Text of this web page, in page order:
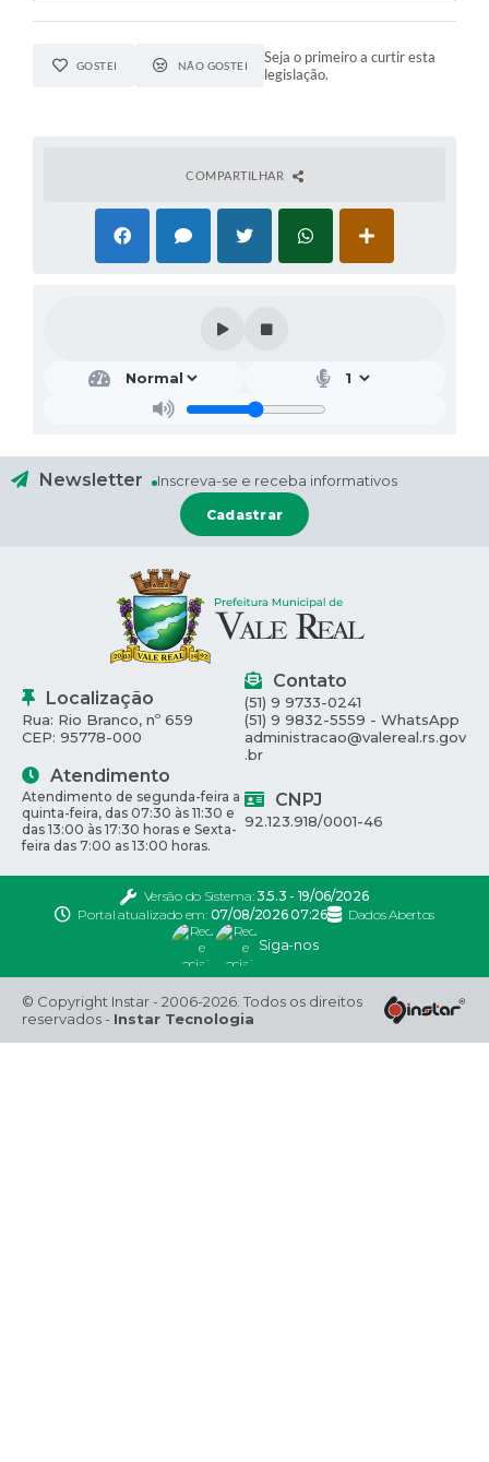
GOSTEI NÃO GOSTEI
Seja o primeiro a curtir esta
legislação.
COMPARTILHAR
Newsletter Inscreva-se e receba informativos
Cadastrar
Localização
Rua: Rio Branco, nº 659
CEP: 95778-000
Contato
(51) 9 9733-0241
(51) 9 9832-5559 - WhatsApp
administracao@valereal.rs.gov
.br
Atendimento
Atendimento de segunda-feira a
quinta-feira, das 07:30 às 11:30 e
das 13:00 às 17:30 horas e Sexta-
feira das 7:00 as 13:00 horas.
CNPJ
92.123.918/0001-46
Versão do Sistema:3.5.3 - 19/06/2026
Portal atualizado em: 07/08/2026 07:26 Dados Abertos
Siga-nos
© Copyright Instar - 2006-2026. Todos os direitos
reservados - Instar Tecnologia